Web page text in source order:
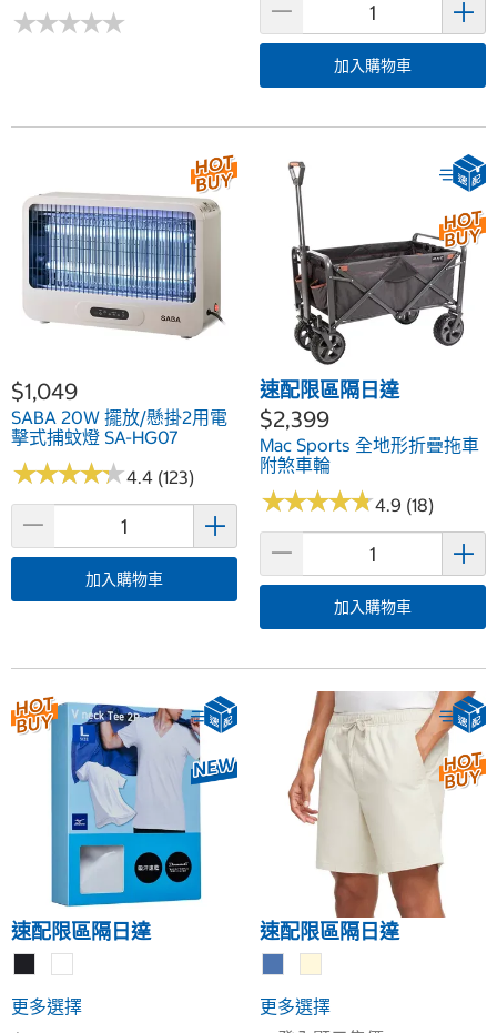
★★★★★
★★★★★
加入購物車
$1,049
SABA 20W 擺放/懸掛2用電
擊式捕蚊燈 SA-HG07
★★★★★
★★★★★4.4 (123)
加入購物車
速配限區隔日達
$2,399
Mac Sports 全地形折疊拖車
附煞車輪
★★★★★
★★★★★4.9 (18)
加入購物車
速配限區隔日達
更多選擇
速配限區隔日達
更多選擇